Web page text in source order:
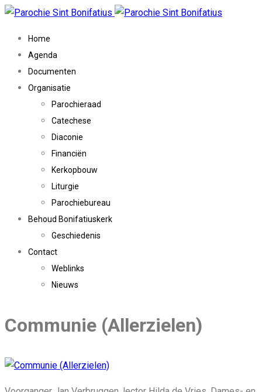
Home
Agenda
Documenten
Organisatie
Parochieraad
Catechese
Diaconie
Financiën
Kerkopbouw
Liturgie
Parochiebureau
Behoud Bonifatiuskerk
Geschiedenis
Contact
Weblinks
Nieuws
Communie (Allerzielen)